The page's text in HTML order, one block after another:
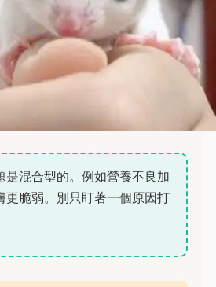
是混合型的。例如營養不良加
更脆弱。別只盯著一個原因打